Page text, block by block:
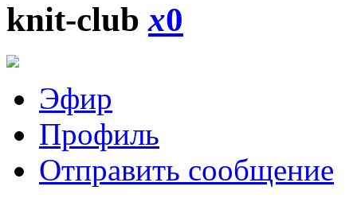
knit-clubx0
Эфир
Профиль
Отправить сообщение